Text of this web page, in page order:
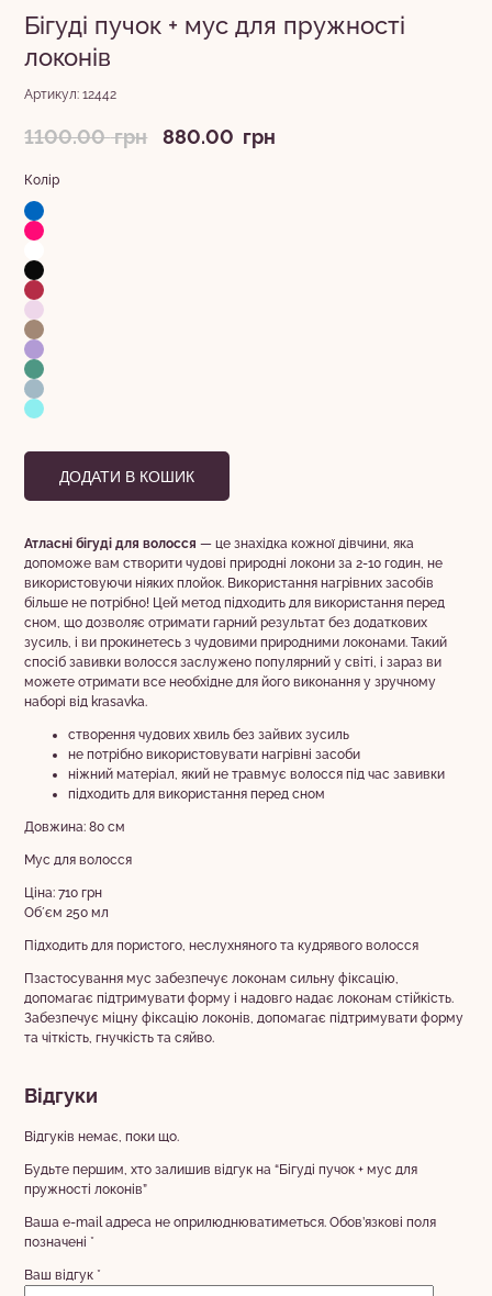
Бігуді пучок + мус для пружності
локонів
Артикул: 12442
1100.00грн
Оригінальна
880.00 грн
Колір
ДОДАТИ В КОШИК
Атласні бігуді для волосся — це знахідка кожної дівчини, яка
допоможе вам створити чудові природні локони за 2-10 годин, не
використовуючи ніяких плойок. Використання нагрівних засобів
більше не потрібно! Цей метод підходить для використання перед
сном, що дозволяє отримати гарний результат без додаткових
зусиль, і ви прокинетесь з чудовими природними локонами. Такий
спосіб завивки волосся заслужено популярний у світі, і зараз ви
можете отримати все необхідне для його виконання у зручному
наборі від krasavka.
створення чудових хвиль без зайвих зусиль
не потрібно використовувати нагрівні засоби
ніжний матеріал, який не травмує волосся під час завивки
підходить для використання перед сном
Довжина: 80 см
Мус для волосся
Ціна: 710 грн
Обʼєм 250 мл
Підходить для пористого, неслухняного та кудрявого волосся
Пзастосування мус забезпечує локонам сильну фіксацію,
допомагає підтримувати форму і надовго надає локонам стійкість.
Забезпечує міцну фіксацію локонів, допомагає підтримувати форму
та чіткість, гнучкість та сяйво.
Відгуки
Відгуків немає, поки що.
Будьте першим, хто залишив відгук на “Бігуді пучок + мус для
пружності локонів”
Ваша e-mail адреса не оприлюднюватиметься. Обов’язкові поля
позначені *
Ваш відгук *